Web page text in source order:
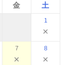
金 土
1
×
7
×
8
×